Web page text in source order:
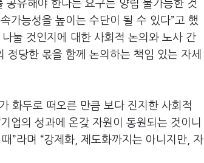
유해야 한다는 요구는 양립 불가능한 것
가능성을 높이는 수단이 될 수 있다”고 했
눌 것인지에 대한 사회적 논의와 노사 간
당한 몫을 함께 논의하는 책임 있는 자세
화두로 떠오른 만큼 보다 진지한 사회적
기업의 성과에 온갖 자원이 동원되는 것이니
”라며 “강제화 제도화까지는 아니지만
자